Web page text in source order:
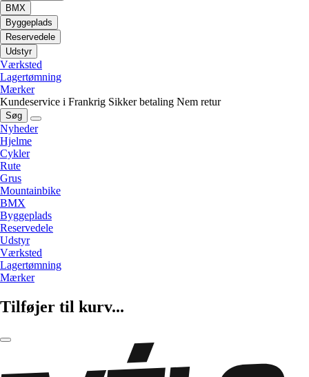
BMX
Byggeplads
Reservedele
Udstyr
Værksted
Lagertømning
Mærker
Kundeservice i Frankrig Sikker betaling Nem retur
Søg
Nyheder
Hjelme
Cykler
Rute
Grus
Mountainbike
BMX
Byggeplads
Reservedele
Udstyr
Værksted
Lagertømning
Mærker
Tilføjer til kurv...